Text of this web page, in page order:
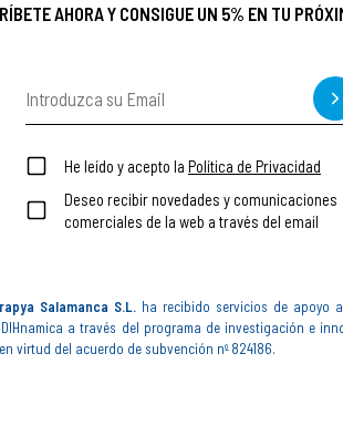
AHORA Y CONSIGUE UN 5% EN TU
He leído y acepto la Política de Privacidad
Deseo recibir novedades y comunicaciones
comerciales de la web a través del email
Salamanca S.L. ha recibido servicios de apoyo
a través del programa de investigación e
virtud del acuerdo de subvención nº 824186.